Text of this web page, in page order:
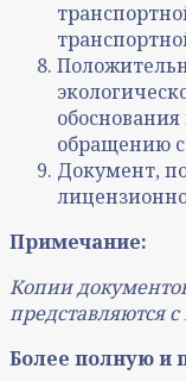
обращению
Документ,
Примечание:
Копии
представляются
Более полную